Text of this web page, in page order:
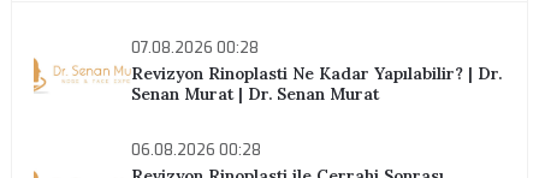
Açık ve Kapalı Revizyon Rinoplasti: Hangisi Daha İyi? | Dr.
Senan Murat | Dr....